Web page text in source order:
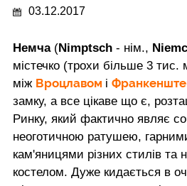
03.12.2017
Немча (Nimptsch - нім.,
містечко (трохи більше 3 тис.
між Вроцлавом і
замку, а все цікаве що є,
Ринку, який фактично являє
неоготичною ратушею,
кам'яницями різних стилів та
костелом. Дуже кидається в